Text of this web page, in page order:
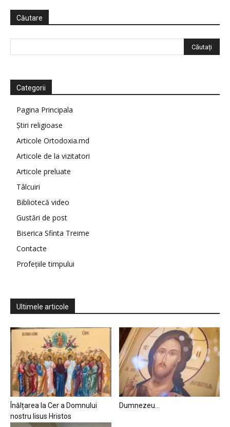
Căutare
Categorii
Pagina Principala
Știri religioase
Articole Ortodoxia.md
Articole de la vizitatori
Articole preluate
Tâlcuiri
Bibliotecă video
Gustări de post
Biserica Sfinta Treime
Contacte
Profețiile timpului
Ultimele articole
Înălțarea la Cer a Domnului
nostru Iisus Hristos
Dumnezeu…